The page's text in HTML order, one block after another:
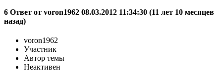
6 Ответ от voron1962 08.03.2012 11:34:30 (11 лет 10 месяцев
назад)
voron1962
Участник
Автор темы
Неактивен